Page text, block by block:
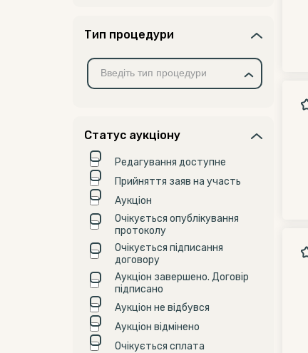
Тип процедури
Статус аукціону
Редагування доступне
Прийняття заяв на участь
Аукціон
Очікується опублікування
протоколу
Очікується підписання
договору
Аукціон завершено. Договір
підписано
Аукціон не відбувся
Аукціон відмінено
Очікується сплата